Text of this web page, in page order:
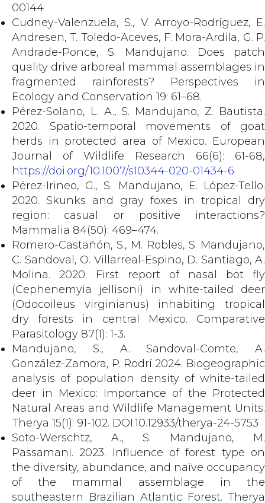
00144
Cudney-Valenzuela, S., V. Arroyo-Rodríguez, E.
Andresen, T. Toledo-Aceves, F. Mora-Ardila, G. P.
Andrade-Ponce, S. Mandujano. Does patch
quality drive arboreal mammal assemblages in
fragmented rainforests? Perspectives in
Ecology and Conservation 19: 61–68.
Pérez-Solano, L. A., S. Mandujano, Z. Bautista.
2020. Spatio-temporal movements of goat
herds in protected area of Mexico. European
Journal of Wildlife Research 66(6): 61-68,
https://doi.org/10.1007/s10344-020-01434-6
Pérez-Irineo, G., S. Mandujano, E. López-Tello.
2020. Skunks and gray foxes in tropical dry
region: casual or positive interactions?
Mammalia 84(50): 469–474.
Romero-Castañón, S., M. Robles, S. Mandujano,
C. Sandoval, O. Villarreal-Espino, D. Santiago, A.
Molina. 2020. First report of nasal bot fly
(Cephenemyia jellisoni) in white-tailed deer
(Odocoileus virginianus) inhabiting tropical
dry forests in central Mexico. Comparative
Parasitology 87(1): 1-3.
Mandujano, S., A. Sandoval-Comte, A.
González-Zamora, P. Rodrí 2024. Biogeographic
analysis of population density of white-tailed
deer in Mexico: Importance of the Protected
Natural Areas and Wildlife Management Units.
Therya 15(1): 91-102. DOI:10.12933/therya-24-5753
Soto-Werschtz, A., S. Mandujano, M.
Passamani. 2023. Influence of forest type on
the diversity, abundance, and naïve occupancy
of the mammal assemblage in the
southeastern Brazilian Atlantic Forest. Therya